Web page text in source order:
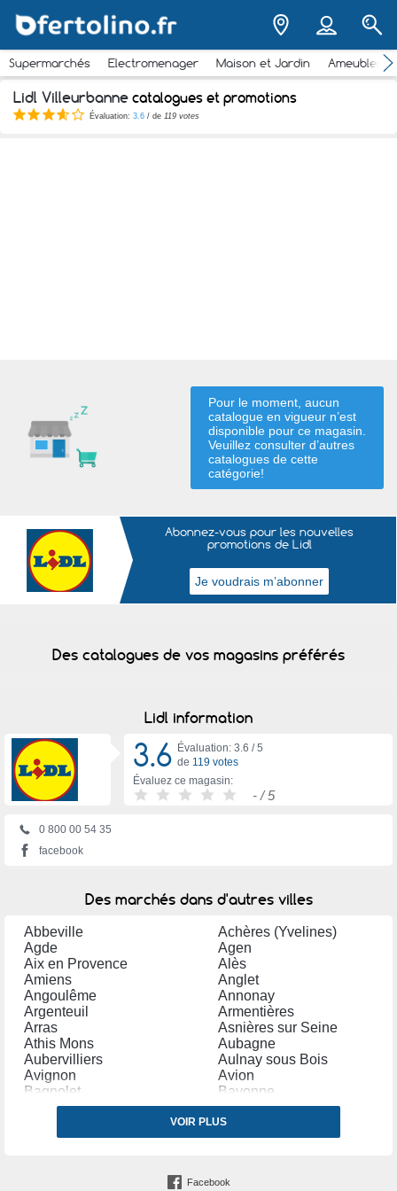
Supermarchés Electromenager Maison et Jardin
Lidl Villeurbanne catalogues et promotions
Évaluation: 3.6 / de 119 votes
Pour le moment, aucun
catalogue en vigueur n’est
disponible pour ce magasin.
Veuillez consulter d’autres
catalogues de cette
catégorie!
Abonnez-vous pour les nouvelles
promotions de Lidl
Des catalogues de vos magasins préférés
Lidl information
3.6 Évaluation: 3.6 /5
de 119 votes
Évaluez ce magasin:
- / 5
0 800 00 54 35
facebook
Des marchés dans d'autres villes
Abbeville
Achères (Yvelines)
Agde
Agen
Aix en Provence
Alès
Amiens
Anglet
Angoulême
Annonay
Argenteuil
Armentières
Arras
Asnières sur Seine
Athis Mons
Aubagne
Aubervilliers
Aulnay sous Bois
Avignon
Avion
Bagnolet
Bayonne
Bègles
Belfort
Béthune
Béziers
Blagnac
Bourges
VOIR PLUS
Facebook